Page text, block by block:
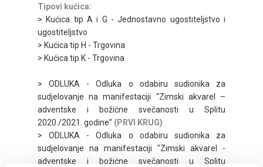
Tipovi kućica:
> Kućica tip A i G - Jednostavno ugostiteljstvo i
ugostiteljstvo
> Kućica tip H - Trgovina
> Kućica tip K - Trgovina
> ODLUKA - Odluka o odabiru sudionika za
sudjelovanje na manifestaciji “Zimski akvarel –
adventske i božićne svečanosti u Splitu
2020./2021. godine” (PRVI KRUG)
> ODLUKA - Odluka o odabiru sudionika za
sudjelovanje na manifestaciji "Zimski akvarel -
adventske i božićne svečanosti u Splitu